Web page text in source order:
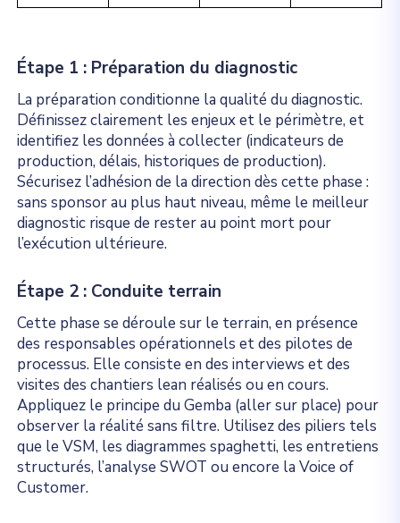
Étape 1 : Préparation du diagnostic
La préparation conditionne la qualité du diagnostic.
Définissez clairement les enjeux et le périmètre, et
identifiez les données à collecter (indicateurs de
production, délais, historiques de production).
Sécurisez l’adhésion de la direction dès cette phase :
sans sponsor au plus haut niveau, même le meilleur
diagnostic risque de rester au point mort pour
l’exécution ultérieure.
Étape 2 : Conduite terrain
Cette phase se déroule sur le terrain, en présence
des responsables opérationnels et des pilotes de
processus. Elle consiste en des interviews et des
visites des chantiers lean réalisés ou en cours.
Appliquez le principe du Gemba (aller sur place) pour
observer la réalité sans filtre. Utilisez des piliers tels
que le VSM, les diagrammes spaghetti, les entretiens
structurés, l’analyse SWOT ou encore la Voice of
Customer.